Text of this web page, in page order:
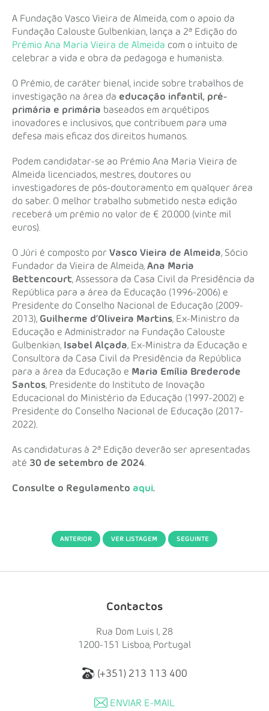
A Fundação Vasco Vieira de Almeida, com o apoio da
Fundação Calouste Gulbenkian, lança a 2ª Edição do
Prémio Ana Maria Vieira de Almeida com o intuito de
celebrar a vida e obra da pedagoga e humanista.
O Prémio, de caráter bienal, incide sobre trabalhos de
investigação na área da educação infantil, pré-
primária e primária baseados em arquétipos
inovadores e inclusivos, que contribuem para uma
defesa mais eficaz dos direitos humanos.
Podem candidatar-se ao Prémio Ana Maria Vieira de
Almeida licenciados, mestres, doutores ou
investigadores de pós-doutoramento em qualquer área
do saber. O melhor trabalho submetido nesta edição
receberá um prémio no valor de € 20.000 (vinte mil
euros).
O Júri é composto por Vasco Vieira de Almeida, Sócio
Fundador da Vieira de Almeida, Ana Maria
Bettencourt, Assessora da Casa Civil da Presidência da
República para a área da Educação (1996-2006) e
Presidente do Conselho Nacional de Educação (2009-
2013), Guilherme d’Oliveira Martins, Ex-Ministro da
Educação e Administrador na Fundação Calouste
Gulbenkian,
Isabel Alçada, Ex-Ministra da Educação e
Consultora da Casa Civil da Presidência da República
para a área da Educação e Maria Emília Brederode
Santos, Presidente do Instituto de Inovação
Educacional do Ministério da Educação (1997-2002) e
Presidente do Conselho Nacional de Educação (2017-
2022).
As candidaturas à 2ª Edição deverão ser apresentadas
até 30 de setembro de 2024
Consulte o Regulamento aqui.
ANTERIOR VER LISTAGEM SEGUINTE
Contactos
Rua Dom Luis I, 28
1200-151 Lisboa, Portugal
(+351) 213 113 400
ENVIAR E-MAIL